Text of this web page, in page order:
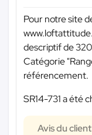
Pour notre site
descriptif de
Catégorie
référencement.
SR14-731 a été
Avis du client